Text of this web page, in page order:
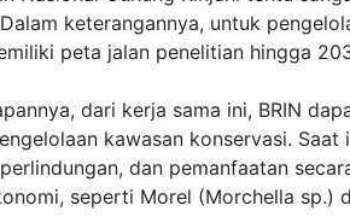
keterangannya, untuk
peta jalan penelitian hingga
dari kerja sama ini, BRIN
kawasan konservasi. Saat
dan pemanfaatan
seperti Morel (Morchella sp.)